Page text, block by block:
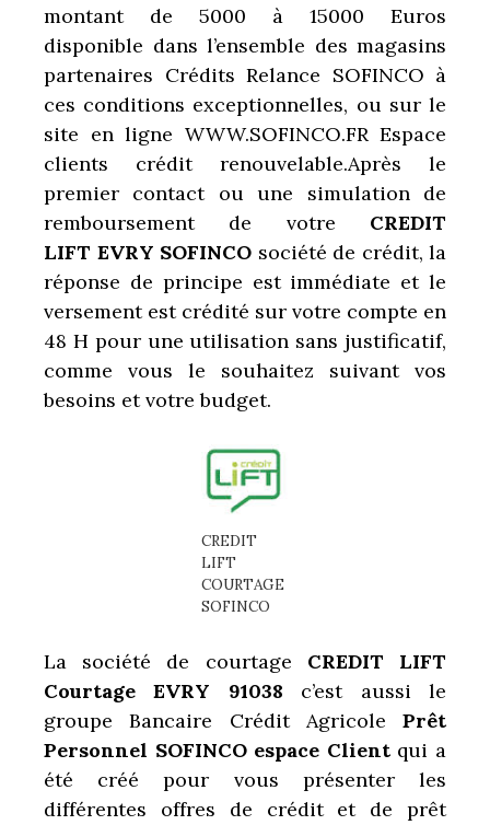
montant de 5000 à 15000 Euros
disponible dans l’ensemble des magasins
partenaires Crédits Relance SOFINCO à
ces conditions exceptionnelles, ou sur le
site en ligne WWW.SOFINCO.FR Espace
clients crédit renouvelable.Après le
premier contact ou une simulation de
remboursement de votre CREDIT
LIFT EVRY SOFINCO société de crédit, la
réponse de principe est immédiate et le
versement est crédité sur votre compte en
48 H pour une utilisation sans justificatif,
comme vous le souhaitez suivant vos
besoins et votre budget.
CREDIT
LIFT
COURTAGE
SOFINCO
La société de courtage CREDIT LIFT
Courtage EVRY 91038 c’est aussi le
groupe Bancaire Crédit Agricole Prêt
Personnel SOFINCO espace Clientqui a
été créé pour vous présenter les
différentes offres de crédit et de prêt